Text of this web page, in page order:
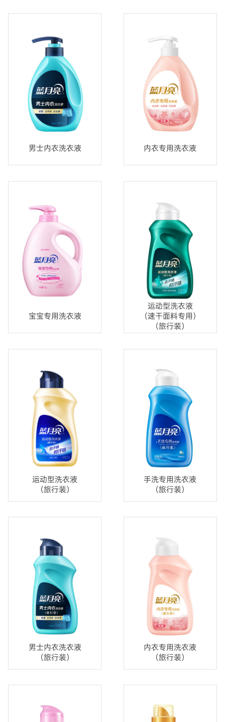
男士内衣洗衣液 内衣专用洗衣液
宝宝专用洗衣液
运动型洗衣液
（速干面料专用）
（旅行装）
运动型洗衣液
（旅行装）
手洗专用洗衣液
（旅行装）
男士内衣洗衣液
（旅行装）
内衣专用洗衣液
（旅行装）